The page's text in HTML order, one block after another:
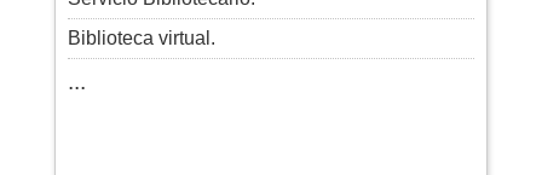
Biblioteca virtual.
...